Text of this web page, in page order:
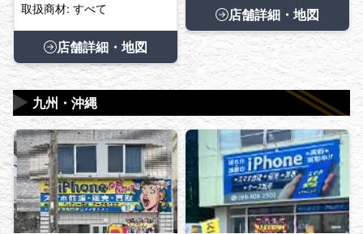
取扱商材: すべて
店舗詳細・地図
店舗詳細・地図
九州・沖縄
▶